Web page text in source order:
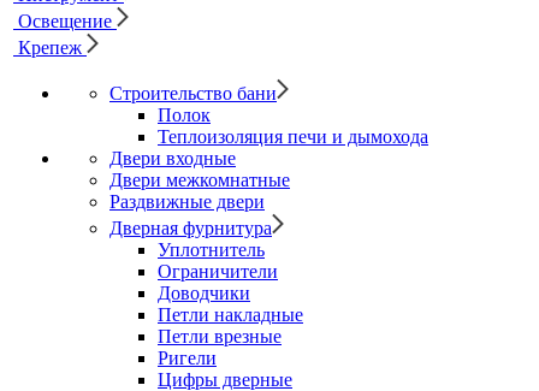
Освещение
Крепеж
Строительство бани
Полок
Теплоизоляция печи и дымохода
Двери входные
Двери межкомнатные
Раздвижные двери
Дверная фурнитура
Уплотнитель
Ограничители
Доводчики
Петли накладные
Петли врезные
Ригели
Цифры дверные